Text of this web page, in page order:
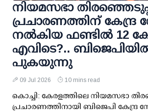
നിയമസഭാ
പ്രചാരണത്തിന് കേന്ദ്ര
നല്‍കിയ ഫണ്ടില്‍ 12
എവിടെ?..
പുകയുന്നു
09 Jul 2026 10 mins read
കൊച്ചി: കേരളത്തിലെ നിയമസഭാ
പ്രചാരണത്തിനായി ബിജെപി കേന്ദ്ര